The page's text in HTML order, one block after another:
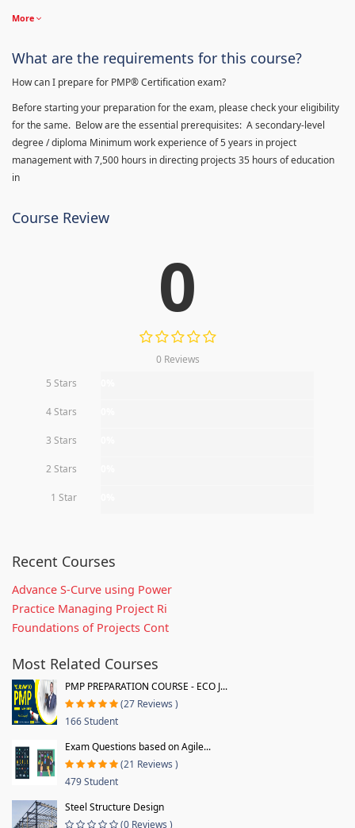
More
What are the requirements for this course?
How can I prepare for PMP® Certification exam?
Before starting your preparation for the exam, please check your eligibility
for the same. Below are the essential prerequisites: A secondary-level
degree / diploma Minimum work experience of 5 years in project
management with 7,500 hours in directing projects 35 hours of education
in
Course Review
0
0 Reviews
5 Stars
4 Stars
3 Stars
2 Stars
1 Star
Recent Courses
Advance S-Curve using Power
Practice Managing Project Ri
Foundations of Projects Cont
Most Related Courses
PMP PREPARATION COURSE - ECO J...
(27 Reviews )
166 Student
Exam Questions based on Agile...
(21 Reviews )
479 Student
Steel Structure Design
(0 Reviews )